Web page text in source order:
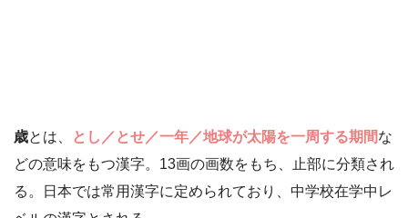
歳とは、 とし／とせ／一年／地球が太陽を一周する期間な
どの意味をもつ漢字。13画の画数をもち、止部に分類され
る。日本では常用漢字に定められており、中学校在学中レ